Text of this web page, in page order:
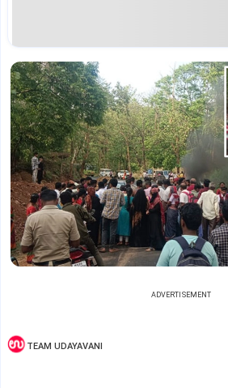
ADVERTISEMENT
TEAM UDAYAVANI